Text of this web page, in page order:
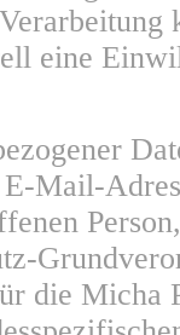
eine
Mail-
die Micha